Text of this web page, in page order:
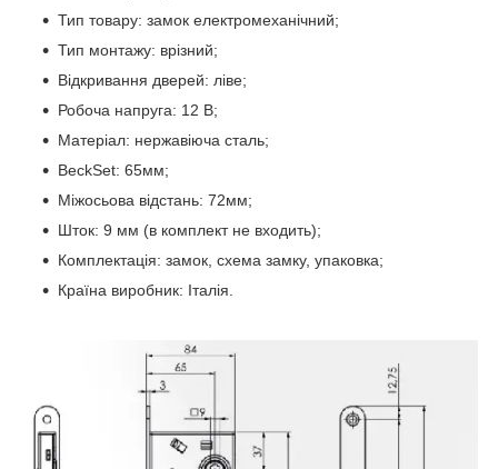
Тип товару: замок електромеханічний;
Тип монтажу: врізний;
Відкривання дверей: ліве;
Робоча напруга: 12 В;
Матеріал: нержавіюча сталь;
BeckSet: 65мм;
Міжосьова відстань: 72мм;
Шток: 9 мм (в комплект не входить);
Комплектація: замок, схема замку, упаковка;
Країна виробник: Італія.